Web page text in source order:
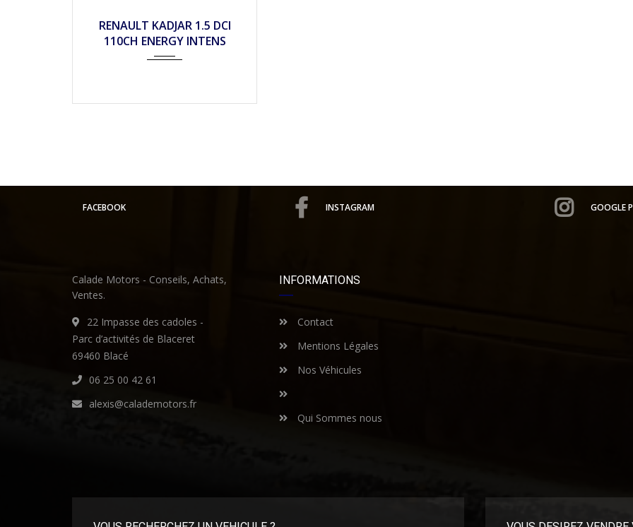
RENAULT KADJAR 1.5 DCI
110CH ENERGY INTENS
FACEBOOK INSTAGRAM GOOGLE
Calade Motors - Conseils, Achats,
Ventes.
22 Impasse des cadoles -
Parc d’activités de Blaceret
69460 Blacé
06 25 00 42 61
alexis@calademotors.fr
INFORMATIONS
Contact
Mentions Légales
Nos Véhicules
Qui Sommes nous